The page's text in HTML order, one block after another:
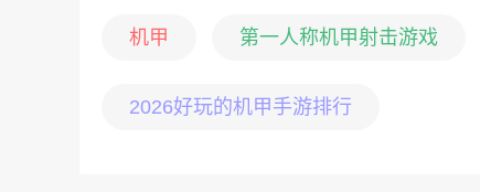
机甲 第一人称机甲射击游戏
2026好玩的机甲手游排行